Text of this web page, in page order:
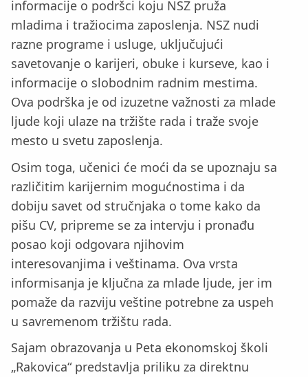
informacije o podršci koju NSZ pruža
mladima i tražiocima zaposlenja. NSZ nudi
razne programe i usluge, uključujući
savetovanje o karijeri, obuke i kurseve, kao i
informacije o slobodnim radnim mestima.
Ova podrška je od izuzetne važnosti za mlade
ljude koji ulaze na tržište rada i traže svoje
mesto u svetu zaposlenja.
Osim toga, učenici će moći da se upoznaju sa
različitim karijernim mogućnostima i da
dobiju savet od stručnjaka o tome kako da
pišu CV, pripreme se za intervju i pronađu
posao koji odgovara njihovim
interesovanjima i veštinama. Ova vrsta
informisanja je ključna za mlade ljude, jer im
pomaže da razviju veštine potrebne za uspeh
u savremenom tržištu rada.
Sajam obrazovanja u Peta ekonomskoj školi
„Rakovica“ predstavlja priliku za direktnu